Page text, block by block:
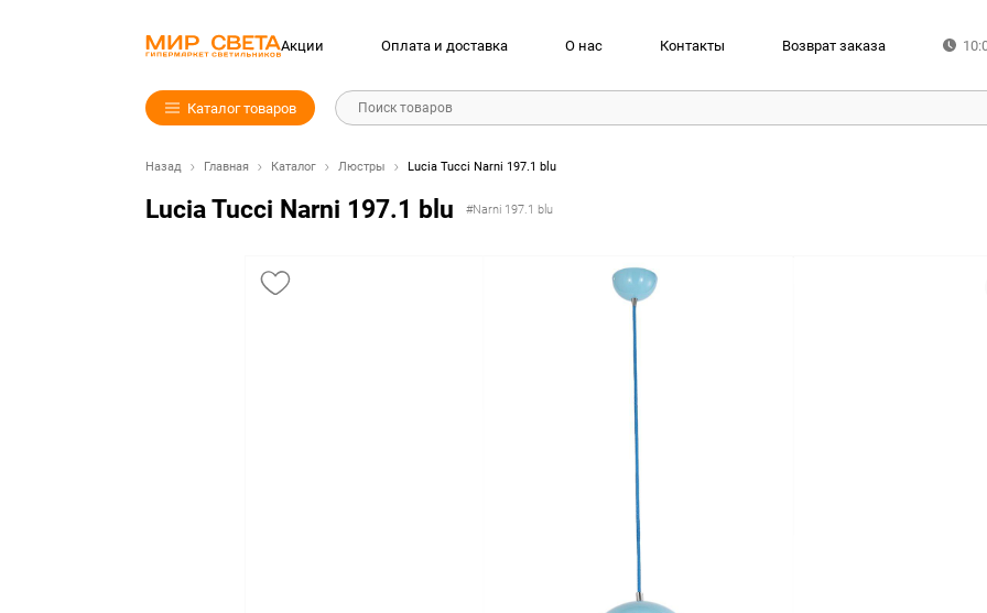
Акции Оплата и доставка О нас Контакты Возврат заказа
Каталог товаров Поиск товаров
Назад Главная Каталог Люстры Lucia Tucci Narni 197.1 blu
Lucia Tucci Narni 197.1 blu #Narni 197.1 blu